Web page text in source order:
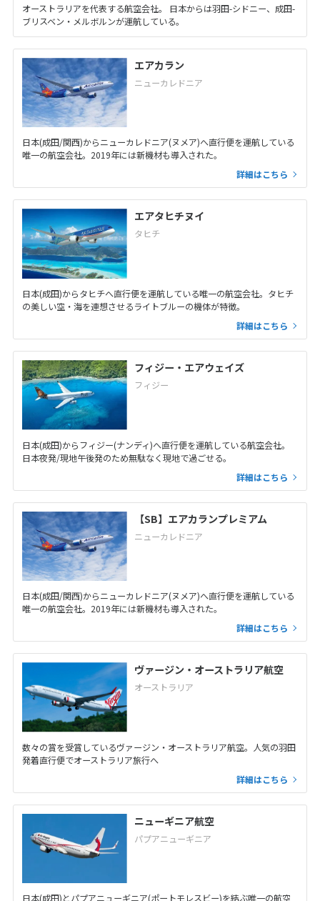
オーストラリアを代表する航空会社。 日本からは羽田-シドニー、成田-
ブリスベン・メルボルンが運航している。
エアカラン
ニューカレドニア
日本(成田/関西)からニューカレドニア(ヌメア)へ直行便を運航している
唯一の航空会社。2019年には新機材も導入された。
詳細はこちら
エアタヒチヌイ
タヒチ
日本(成田)からタヒチへ直行便を運航している唯一の航空会社。タヒチ
の美しい空・海を連想させるライトブルーの機体が特徴。
詳細はこちら
フィジー・エアウェイズ
フィジー
日本(成田)からフィジー(ナンディ)へ直行便を運航している航空会社。
日本夜発/現地午後発のため無駄なく現地で過ごせる。
詳細はこちら
【SB】エアカランプレミアム
ニューカレドニア
日本(成田/関西)からニューカレドニア(ヌメア)へ直行便を運航している
唯一の航空会社。2019年には新機材も導入された。
詳細はこちら
ヴァージン・オーストラリア航空
オーストラリア
数々の賞を受賞しているヴァージン・オーストラリア航空。人気の羽田
発着直行便でオーストラリア旅行へ
詳細はこちら
ニューギニア航空
パプアニューギニア
日本(成田)とパプアニューギニア(ポートモレスビー)を結ぶ唯一の航空